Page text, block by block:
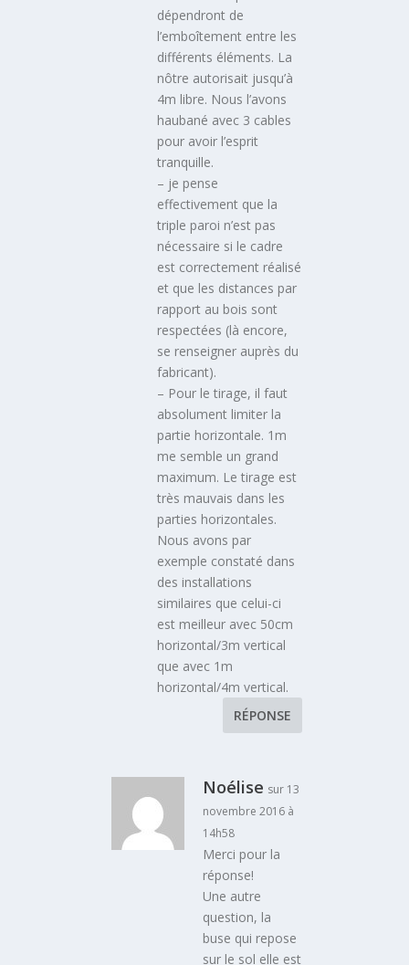
dépendront de
l’emboîtement entre les
différents éléments. La
nôtre autorisait jusqu’à
4m libre. Nous l’avons
haubané avec 3 cables
pour avoir l’esprit
tranquille.
– je pense
effectivement que la
triple paroi n’est pas
nécessaire si le cadre
est correctement réalisé
et que les distances par
rapport au bois sont
respectées (là encore,
se renseigner auprès du
fabricant).
– Pour le tirage, il faut
absolument limiter la
partie horizontale. 1m
me semble un grand
maximum. Le tirage est
très mauvais dans les
parties horizontales.
Nous avons par
exemple constaté dans
des installations
similaires que celui-ci
est meilleur avec 50cm
horizontal/3m vertical
que avec 1m
horizontal/4m vertical.
RÉPONSE
Noélise sur 13
novembre 2016 à
14h58
Merci pour la
réponse!
Une autre
question, la
buse qui repose
sur le sol elle est